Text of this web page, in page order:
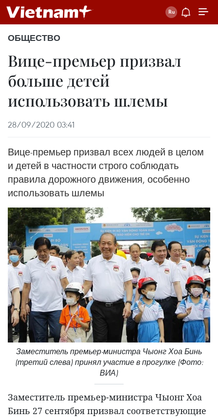
ОБЩЕСТВО
Вице-премьер призвал
больше детей
использовать шлемы
28/09/2020 03:41
Вице-премьер призвал всех людей в целом
и детей в частности строго соблюдать
правила дорожного движения, особенно
использовать шлемы
Заместитель премьер-министра Чыонг Хоа Бинь
(третий слева) принял участие в прогулке (Фото:
ВИА)
Заместитель премьер-министра Чыонг Хоа
Бинь 27 сентября призвал соответствующие